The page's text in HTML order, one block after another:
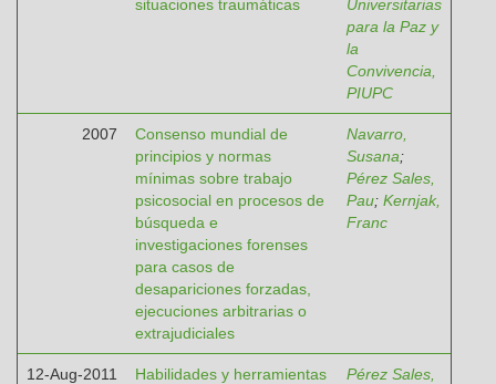
situaciones traumáticas
Universitarias
para la Paz y
la
Convivencia,
PIUPC
2007
Consenso mundial de
principios y normas
mínimas sobre trabajo
psicosocial en procesos de
búsqueda e
investigaciones forenses
para casos de
desapariciones forzadas,
ejecuciones arbitrarias o
extrajudiciales
Navarro,
Susana;
Pérez Sales,
Pau; Kernjak,
Franc
12-Aug-2011
Habilidades y herramientas
Pérez Sales,